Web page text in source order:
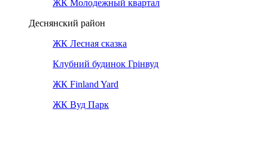
ЖК Молодежный квартал
Деснянский район
ЖК Лесная сказка
Клубний будинок Грінвуд
ЖК Finland Yard
ЖК Вуд Парк